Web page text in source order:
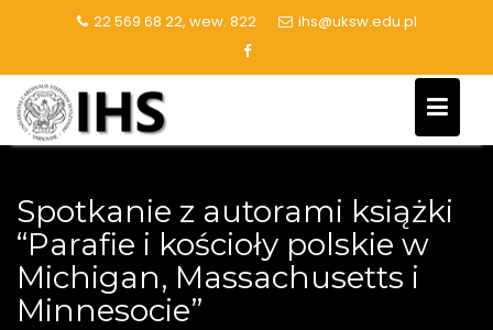
22 569 68 22, wew. 822 ihs@uksw.edu.pl
Spotkanie z autorami książki
“Parafie i kościoły polskie w
Michigan, Massachusetts i
Minnesocie”